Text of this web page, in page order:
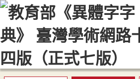
::: 最新消息 常見問題 編輯說明
顯示模式
網站導覽